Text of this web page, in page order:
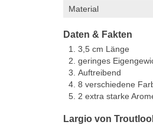
Material
Daten & Fakten
3,5 cm Länge
geringes
Auftreibend
8 verschiedene
2 extra starke
Largio von